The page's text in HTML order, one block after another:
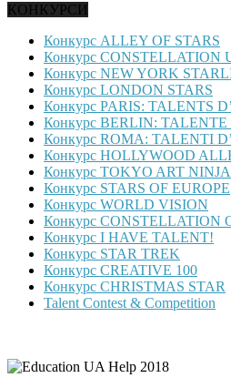
КОНКУРСИ
Конкурс ALLEY OF STARS
Конкурс CONSTELLATION
Конкурс NEW YORK
Конкурс LONDON STARS
Конкурс PARIS: TALENTS
Конкурс BERLIN: TALENTE
Конкурс ROMA: TALENTI
Конкурс HOLLYWOOD
Конкурс TOKYO ART NINJA
Конкурс STARS OF EUROPE
Конкурс WORLD VISION
Конкурс CONSTELLATION
Конкурс I HAVE TALENT!
Конкурс STAR TREK
Конкурс CREATIVE 100
Конкурс CHRISTMAS STAR
Talent Contest & Competition